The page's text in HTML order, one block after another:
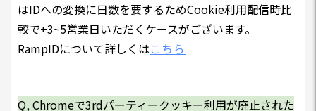
はIDへの変換に日数を要するためCookie利用配信時比
較で+3~5営業日いただくケースがございます。
RampIDについて詳しくはこちら
Q, Chromeで3rdパーティークッキー利用が廃止された